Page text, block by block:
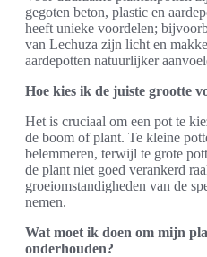
gegoten beton, plastic en
heeft unieke voordelen;
van Lechuza zijn licht en
aardepotten natuurlijker
Hoe kies ik de juiste grootte
Het is cruciaal om een pot te
de boom of plant. Te kleine
belemmeren, terwijl te grote
de plant niet goed verankerd
groeiomstandigheden van de
nemen.
Wat moet ik doen om mijn
onderhouden?